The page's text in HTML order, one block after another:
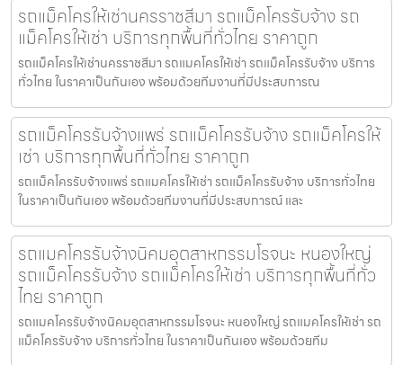
รถแม็คโครให้เช่านครราชสีมา รถแม็คโครรับจ้าง รถ
แม็คโครให้เช่า บริการทุกพื้นที่ทั่วไทย ราคาถูก
รถแม็คโครให้เช่านครราชสีมา รถแมคโครให้เช่า รถแม็คโครรับจ้าง บริการ
ทั่วไทย ในราคาเป็นกันเอง พร้อมด้วยทีมงานที่มีประสบการณ
รถแม็คโครรับจ้างแพร่ รถแม็คโครรับจ้าง รถแม็คโครให้
เช่า บริการทุกพื้นที่ทั่วไทย ราคาถูก
รถแม็คโครรับจ้างแพร่ รถแมคโครให้เช่า รถแม็คโครรับจ้าง บริการทั่วไทย
ในราคาเป็นกันเอง พร้อมด้วยทีมงานที่มีประสบการณ์ และ
รถแมคโครรับจ้างนิคมอุตสาหกรรมโรจนะ หนองใหญ่
รถแม็คโครรับจ้าง รถแม็คโครให้เช่า บริการทุกพื้นที่ทั่ว
ไทย ราคาถูก
รถแมคโครรับจ้างนิคมอุตสาหกรรมโรจนะ หนองใหญ่ รถแมคโครให้เช่า รถ
แม็คโครรับจ้าง บริการทั่วไทย ในราคาเป็นกันเอง พร้อมด้วยทีม